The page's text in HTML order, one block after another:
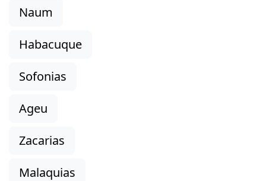
Naum
Habacuque
Sofonias
Ageu
Zacarias
Malaquias